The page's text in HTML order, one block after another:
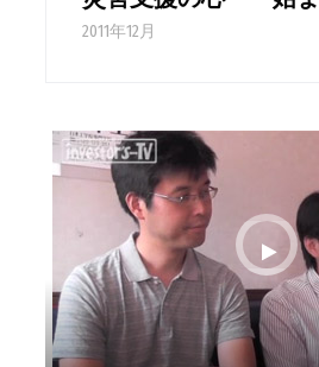
2011年12月